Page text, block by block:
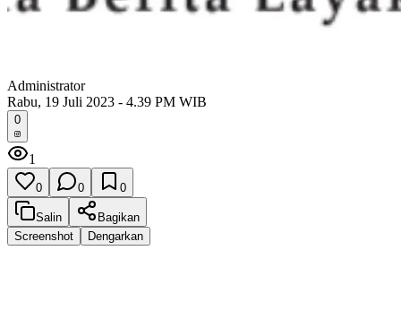
Administrator
Rabu, 19 Juli 2023 - 4.39 PM WIB
0
1
0 0 0
Salin
Bagikan
Screenshot
Dengarkan